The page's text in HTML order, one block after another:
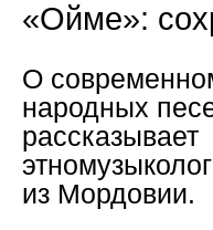
«Ойме»:
О
народных
рассказывает
этномузыколог
из Мордовии.